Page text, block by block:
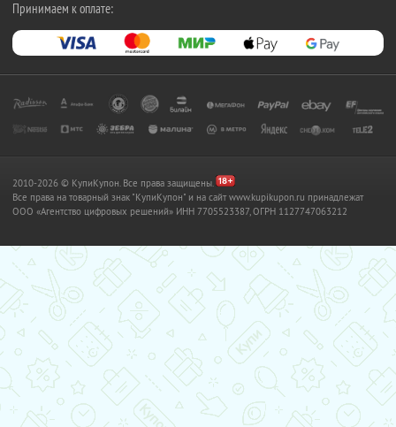
Принимаем к оплате:
2010-2026 © КупиКупон. Все права защищены.
Все права на товарный знак "КупиКупон" и на сайт www.kupikupon.ru принадлежат
OOO «Агентство цифровых решений» ИНН 7705523387, ОГРН 1127747063212